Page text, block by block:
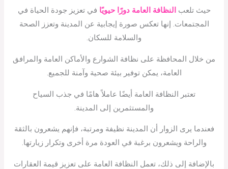
حيث تلعب النظافة العامة دورًا حيويًا في تعزيز جودة الحياة في
المجتمعات. إنها تعكس صورة إيجابية عن المدينة وتعزز الصحة
والسلامة للسكان.
من خلال المحافظة على نظافة الشوارع والأماكن العامة والمرافق
العامة، يمكن توفير بيئة صحية وآمنة للجميع.
تعتبر النظافة العامة أيضًا عاملاً هامًا في جذب السياح
والمستثمرين إلى المدينة.
فعندما يرى الزوار أن المدينة نظيفة ومرتبة، فإنهم يشعرون بالثقة
والراحة ويشعرون برغبة في العودة مرة أخرى وتكرار زيارتها.
بالإضافة إلى ذلك، تعمل النظافة العامة على تعزيز قيمة العقارات